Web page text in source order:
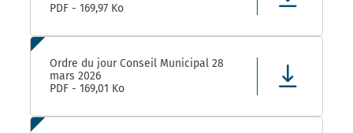
PDF - 169,97 Ko
Ordre du jour Conseil Municipal 28
mars 2026
PDF - 169,01 Ko